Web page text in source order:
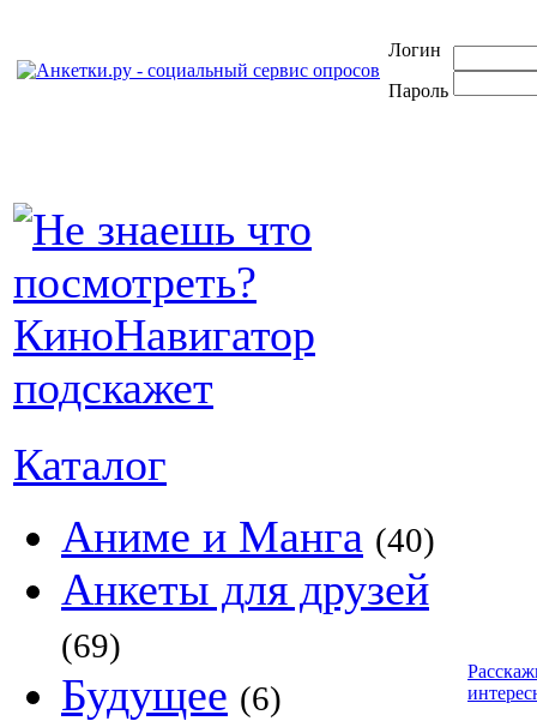
Логин
Пароль
Каталог
Аниме и Манга (40)
Анкеты для друзей
(69)
Будущее (6)